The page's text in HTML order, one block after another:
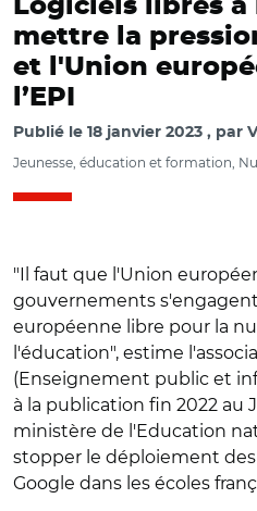
Logiciels libres
mettre la
et l'Union
l’EPI
Publié le 18 janvier 2023 par
Jeunesse, éducation et formation,
"Il faut que l'Union
gouvernements
européenne libre pour la
l'éducation", estime
(Enseignement public et
à la publication fin 2022 au
ministère de l'Education
stopper le déploiement
Google dans les écoles